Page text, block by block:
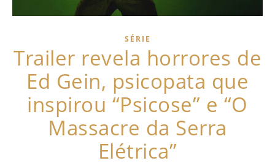
SÉRIE
Trailer revela horrores de
Ed Gein, psicopata que
inspirou “Psicose” e “O
Massacre da Serra
Elétrica”